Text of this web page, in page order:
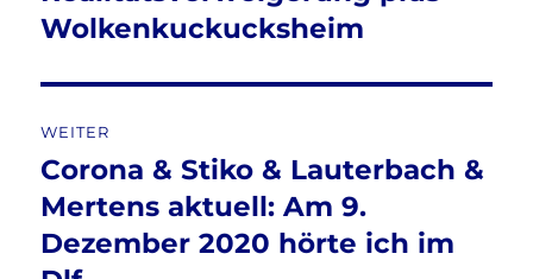
Wolkenkuckucksheim
WEITER
Nächster
Beitrag:
Corona & Stiko & Lauterbach &
Mertens aktuell: Am 9.
Dezember 2020 hörte ich im